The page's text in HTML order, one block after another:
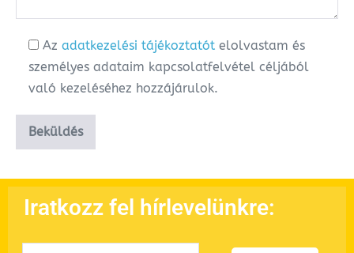
Az adatkezelési tájékoztatót elolvastam és
személyes adataim kapcsolatfelvétel céljából
való kezeléséhez hozzájárulok.
Iratkozz fel hírlevelünkre: